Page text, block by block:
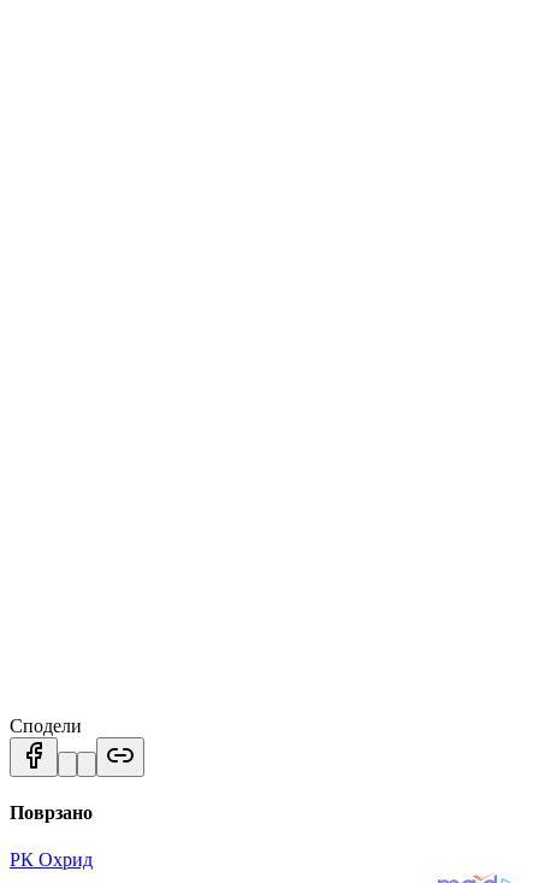
Сподели
Поврзано
РК Охрид